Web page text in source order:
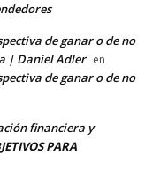
de ganar o de no
| Daniel Adler en
de ganar o de no
financiera y
PARA